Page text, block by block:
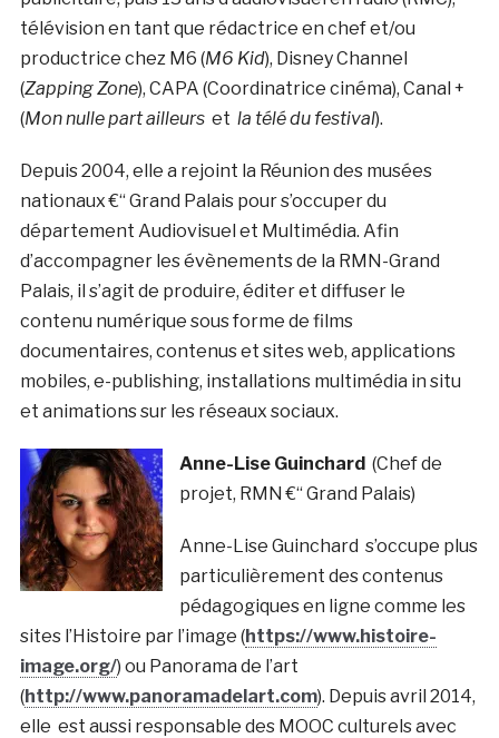
télévision en tant que rédactrice en chef et/ou
productrice chez M6 (M6 Kid), Disney Channel
(Zapping Zone), CAPA (Coordinatrice cinéma), Canal +
(Mon nulle part ailleurset la télé du festival).
Depuis 2004, elle a rejoint la Réunion des musées
nationaux €“ Grand Palais pour s’occuper du
département Audiovisuel et Multimédia. Afin
d’accompagner les évènements de la RMN-Grand
Palais, il s’agit de produire, éditer et diffuser le
contenu numérique sous forme de films
documentaires, contenus et sites web, applications
mobiles, e-publishing, installations multimédia in situ
et animations sur les réseaux sociaux.
Anne-Lise Guinchard (Chef de
projet, RMN €“ Grand Palais)
Anne-Lise Guinchard s’occupe plus
particulièrement des contenus
pédagogiques en ligne comme les
sites l’Histoire par l’image (https://www.histoire-
image.org/) ou Panorama de l’art
(http://www.panoramadelart.com). Depuis avril 2014,
elle est aussi responsable des MOOC culturels avec